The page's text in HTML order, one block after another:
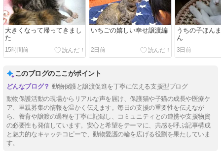
大きくなって帰ってきまし
た
15時間前
いちごの嬉しい幸せ譲渡編
2日前
うちの子ほん
ん
3日前
このブログのここがポイント
動物保護と譲渡促進を丁寧に伝える支援型ブログ
動物保護活動の現場からリアルな声を届け、保護猫や子猫の成長や医療ケ
ア、里親募集の情報を温かく伝えます。毎日の支援の重要性を伝えなが
ら、養育や譲渡の過程を丁寧に記録し、コミュニティとの連携や支援物資
の必要性も発信しています。安心と希望をテーマに、共感を呼ぶ記事構成
と魅力的なキャッチコピーで、動物愛護の輪を広げる役割を果たしていま
す。